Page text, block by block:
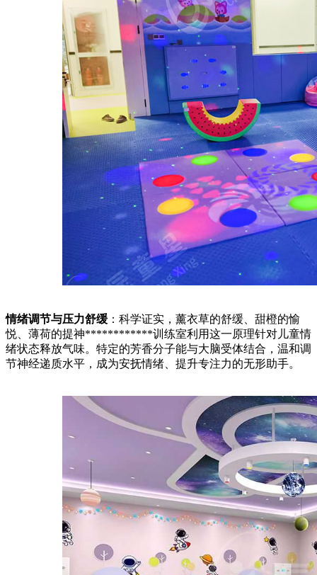
情绪调节与压力舒缓 ：科学证实，薰衣草的舒缓、甜橙的愉
悦、薄荷的提神************训练室利用这一原理针对儿童情
绪状态释放气味。特定的芳香分子能与大脑受体结合，温和调
节神经递质水平，成为安抚情绪、提升专注力的无形助手。​